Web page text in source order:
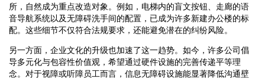
所，自然成为重点改造对象。例如，电梯内的盲文按钮、走廊的语
音导航系统以及无障碍洗手间的配置，已成为许多新建办公楼的标
配。这些细节不仅符合法规要求，还能避免潜在的纠纷风险。
另一方面，企业文化的升级也加速了这一趋势。如今，许多公司倡
导多元化与包容性价值观，希望通过硬件设施的完善传递平等理
念。对于视障或听障员工而言，信息无障碍设施能显著降低沟通壁